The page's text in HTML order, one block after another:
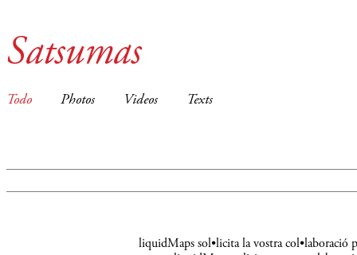
Satsumas
Todo Photos Videos Texts
liquidMaps sol•licita la vostra col•laboració